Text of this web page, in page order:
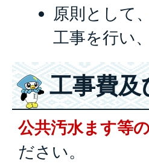
原則として
工事を行い
工事費及
公共汚水ます等
ださい。